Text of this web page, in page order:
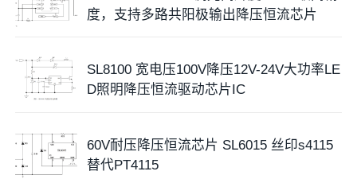
度，支持多路共阳极输出降压恒流芯片
SL8100 宽电压100V降压12V-24V大功率LE
D照明降压恒流驱动芯片IC
60V耐压降压恒流芯片 SL6015 丝印s4115
替代PT4115